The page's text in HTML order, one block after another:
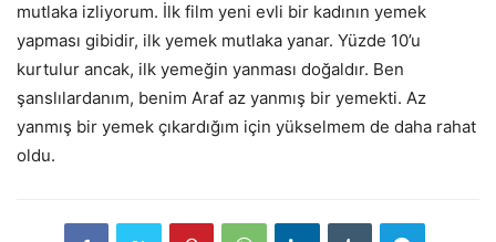
mutlaka izliyorum. İlk film yeni evli bir kadının yemek
yapması gibidir, ilk yemek mutlaka yanar. Yüzde 10’u
kurtulur ancak, ilk yemeğin yanması doğaldır. Ben
şanslılardanım, benim Araf az yanmış bir yemekti. Az
yanmış bir yemek çıkardığım için yükselmem de daha rahat
oldu.